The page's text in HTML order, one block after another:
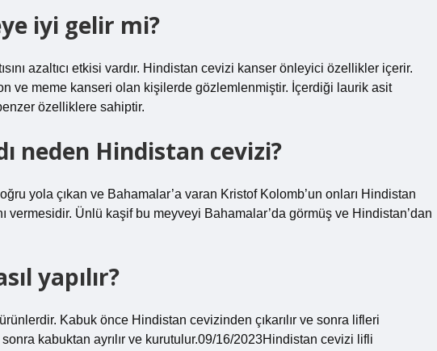
iyi gelir mi?
azaltıcı etkisi vardır. Hindistan cevizi kanser önleyici özellikler içerir.
ve meme kanseri olan kişilerde gözlemlenmiştir. İçerdiği laurik asit
özelliklere sahiptir.
neden Hindistan cevizi?
yola çıkan ve Bahamalar’a varan Kristof Kolomb’un onları Hindistan
vermesidir. Ünlü kaşif bu meyveyi Bahamalar’da görmüş ve Hindistan’dan
yapılır?
Kabuk önce Hindistan cevizinden çıkarılır ve sonra lifleri
kabuktan ayrılır ve kurutulur.09/16/2023Hindistan cevizi lifli